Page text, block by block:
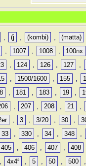
, (j , (kombi) , (matta)
, 1007 , 1008 , 100nx
, 124 , 126 , 127 ,
, 1500/1600 , 155 ,
, 181 , 183 , 19 ,
, 207 , 208 , 21 ,
, 3 , 3/20 , 30 ,
33 , 330 , 34 , 348 ,
405 , 406 , 407 , 408
, 4x4² , 5 , 50 , 500 ,